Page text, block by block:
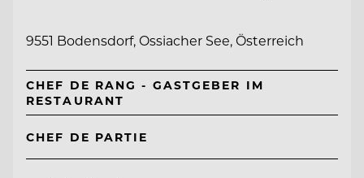
9551 Bodensdorf, Ossiacher See, Österreich
CHEF DE RANG - GASTGEBER IM
RESTAURANT
CHEF DE PARTIE